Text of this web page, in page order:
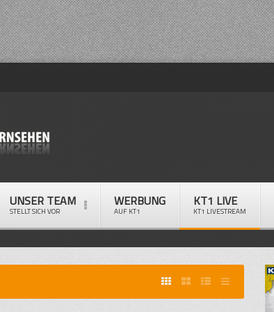
UNSER TEAM
STELLT SICH VOR
WERBUNG
AUF KT1
KT1 LIVE
KT1 LIVESTREAM